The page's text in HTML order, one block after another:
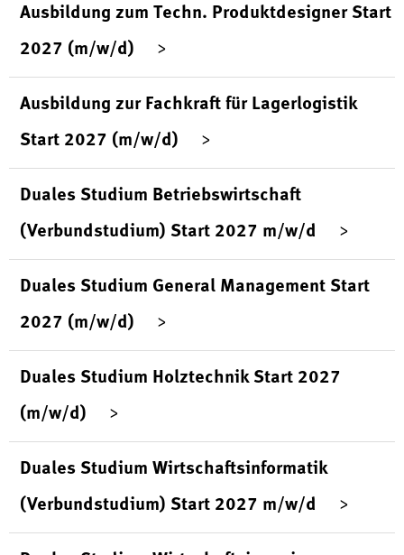
Ausbildung zum Techn. Produktdesigner Start
2027 (m/w/d)
Ausbildung zur Fachkraft für Lagerlogistik
Start 2027 (m/w/d)
Duales Studium Betriebswirtschaft
(Verbundstudium) Start 2027 m/w/d
Duales Studium General Management Start
2027 (m/w/d)
Duales Studium Holztechnik Start 2027
(m/w/d)
Duales Studium Wirtschaftsinformatik
(Verbundstudium) Start 2027 m/w/d